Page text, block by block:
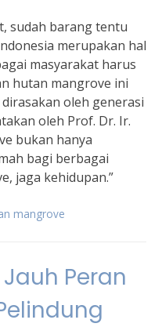
sudah barang tentu
merupakan hal
masyarakat harus
hutan mangrove ini
oleh generasi
oleh Prof. Dr. Ir.
bukan hanya
bagi berbagai
jaga kehidupan.”
mangrove
Peran